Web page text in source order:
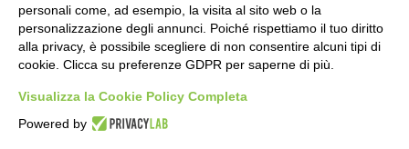
Security Policy
Documentazione contrattuale e GDPR
Condizioni generali di fornitura
Condizioni di vendita
Condizioni del servizio di supporto
Impostazioni cookie
personali come, ad esempio, la visita al sito web o la
personalizzazione degli annunci. Poiché rispettiamo il tuo diritto
alla privacy, è possibile scegliere di non consentire alcuni tipi di
cookie. Clicca su preferenze GDPR per saperne di più.
Visualizza la Cookie Policy Completa
Powered by